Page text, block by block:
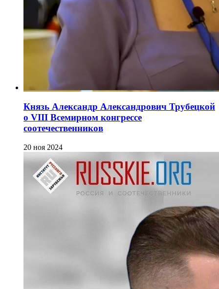
Князь Александр Александрович Трубецкой
о VIII Всемирном конгрессе
соотечественников
20 ноя 2024